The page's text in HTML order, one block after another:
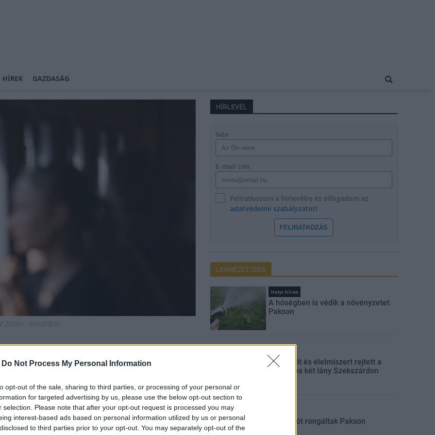
Do Not Process My Personal Information
opt-out of the sale, sharing to third parties, or processing of your personal or
for targeted advertising by us, please use the below opt-out section to
selection. Please note that after your opt-out request is processed you may
interest-based ads based on personal information utilized by us or personal
to third parties prior to your opt-out. You may separately opt-out of the
HÍREK GAZDASÁG
Zoltán - Illusztráció
rendje a március 15-i
HÍRLEVÉL
Név
E-mail cím
Feliratkozom a hírlevélre és elfogadom az
adatvédelmi szabályzatot!
FELIRATKOZÁS
LEGNÉZETTEBB
Helyi hírek
A hőségben is védik a növényzetet
Pakson
Parfümöt és élelmiszert rejtett a
táskájába két lány Szekszárdon
Sorompót rongáltak Pakson